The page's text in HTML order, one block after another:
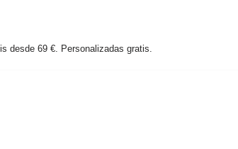
desde 69 €. Personalizadas gratis.